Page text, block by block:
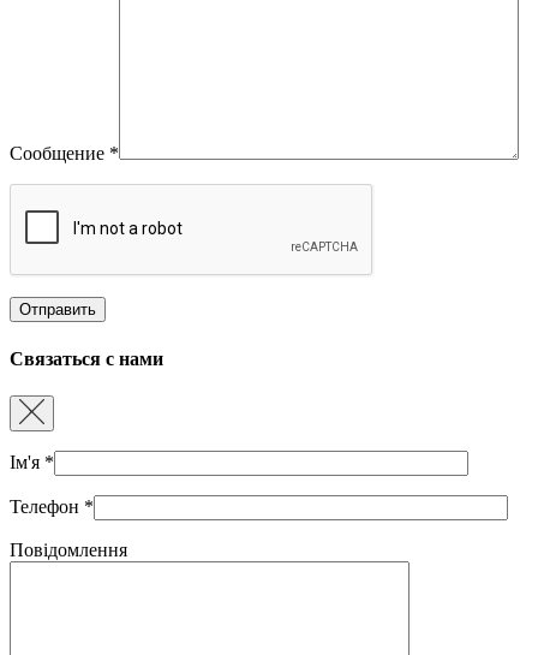
Сообщение *
Связаться с нами
Ім'я *
Телефон *
Повідомлення